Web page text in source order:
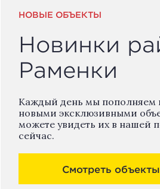
НОВЫЕ ОБЪЕКТЫ
Новинки
Раменки
Каждый день мы пополняем
новыми эксклюзивными
можете увидеть их в нашей
сейчас.
Смотреть объекты